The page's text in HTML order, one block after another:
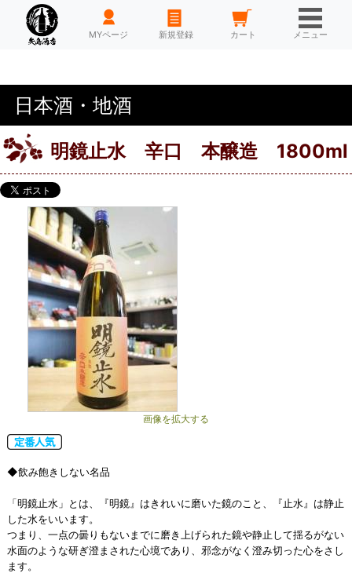
HOME MYページ 新規登録 カート メニュー
日本酒・地酒
明鏡止水 辛口 本醸造 1800ml
画像を拡大する
◆飲み飽きしない名品
「明鏡止水」とは、『明鏡』はきれいに磨いた鏡のこと、『止水』は静止
した水をいいます。
つまり、一点の曇りもないまでに磨き上げられた鏡や静止して揺るがない
水面のような研ぎ澄まされた心境であり、邪念がなく澄み切った心をさし
ます。